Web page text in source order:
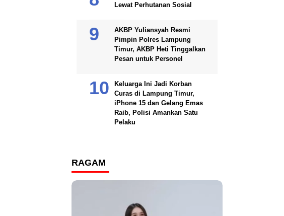
Lewat Perhutanan Sosial
AKBP Yuliansyah Resmi
Pimpin Polres Lampung
Timur, AKBP Heti Tinggalkan
Pesan untuk Personel
Keluarga Ini Jadi Korban
Curas di Lampung Timur,
iPhone 15 dan Gelang Emas
Raib, Polisi Amankan Satu
Pelaku
RAGAM